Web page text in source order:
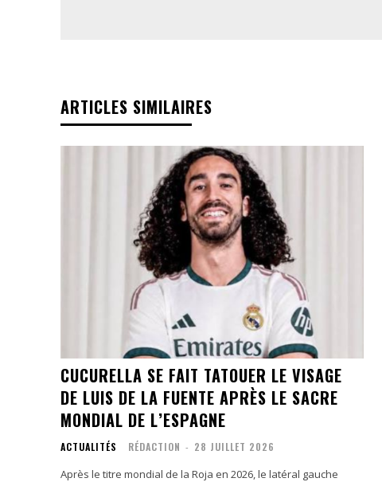
ARTICLES SIMILAIRES
CUCURELLA SE FAIT TATOUER LE VISAGE
DE LUIS DE LA FUENTE APRÈS LE SACRE
MONDIAL DE L’ESPAGNE
ACTUALITÉS RÉDACTION - 28 JUILLET 2026
Après le titre mondial de la Roja en 2026, le latéral gauche